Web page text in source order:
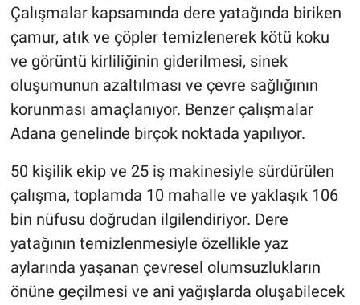
Çalışmalar kapsamında dere yatağında biriken
çamur, atık ve çöpler temizlenerek kötü koku
ve görüntü kirliliğinin giderilmesi, sinek
oluşumunun azaltılması ve çevre sağlığının
korunması amaçlanıyor. Benzer çalışmalar
Adana genelinde birçok noktada yapılıyor.
50 kişilik ekip ve 25 iş makinesiyle sürdürülen
çalışma, toplamda 10 mahalle ve yaklaşık 106
bin nüfusu doğrudan ilgilendiriyor. Dere
yatağının temizlenmesiyle özellikle yaz
aylarında yaşanan çevresel olumsuzlukların
önüne geçilmesi ve ani yağışlarda oluşabilecek